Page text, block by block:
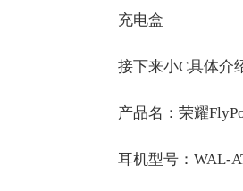
充电盒
接下来小C具体介
产品名：荣耀
耳机型号：WAL-